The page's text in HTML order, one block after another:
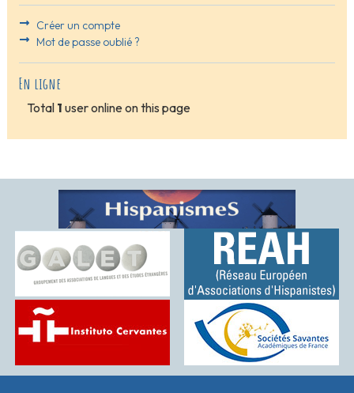
Créer un compte
Mot de passe oublié ?
En ligne
Total 1 user online on this page